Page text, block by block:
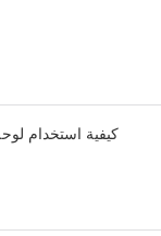
كيفية استخدام